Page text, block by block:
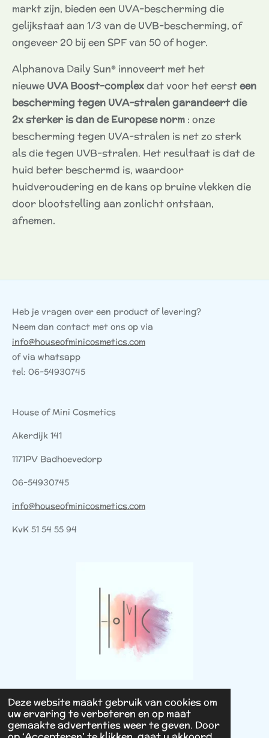
Deze website maakt gebruik van cookies om
uw ervaring te verbeteren en op maat
gemaakte advertenties weer te geven. Door
markt zijn, bieden een UVA-bescherming die
gelijkstaat aan 1/3 van de UVB-bescherming, of
ongeveer 20 bij een SPF van 50 of hoger.
Alphanova Daily Sun® innoveert met het
nieuwe UVA Boost-complexdat voor het eersteen
bescherming tegen UVA-stralen garandeert die
2x sterker is dan de Europese norm : onze
bescherming tegen UVA-stralen is net zo sterk
als die tegen UVB-stralen. Het resultaat is dat de
huid beter beschermd is, waardoor
huidveroudering en de kans op bruine vlekken die
door blootstelling aan zonlicht ontstaan,
afnemen.
Heb je vragen over een product of levering?
Neem dan contact met ons op via
info@houseofminicosmetics.com
of via whatsapp
tel: 06-54930745
House of Mini Cosmetics
Akerdijk 141
1171PV Badhoevedorp
06-54930745
info@houseofminicosmetics.com
KvK 51 54 55 94
© 2025 - 2026 House of Mini Cosmetics
Powered byJouwWeb